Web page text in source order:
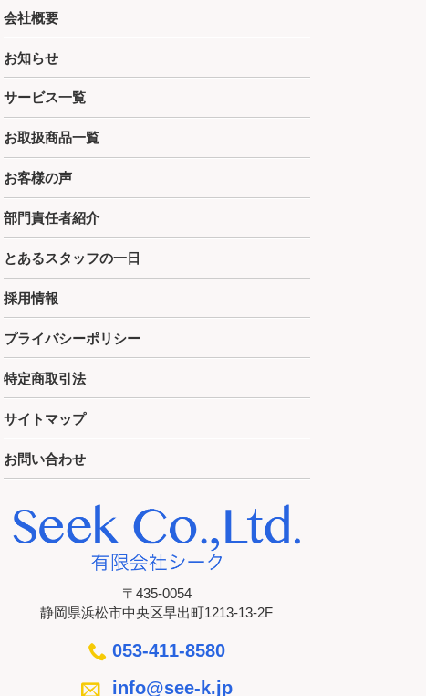
会社概要
お知らせ
サービス一覧
お取扱商品一覧
お客様の声
部門責任者紹介
とあるスタッフの一日
採用情報
プライバシーポリシー
特定商取引法
サイトマップ
お問い合わせ
〒435-0054
静岡県浜松市中央区早出町1213-13-2F
053-411-8580
info@see-k.jp